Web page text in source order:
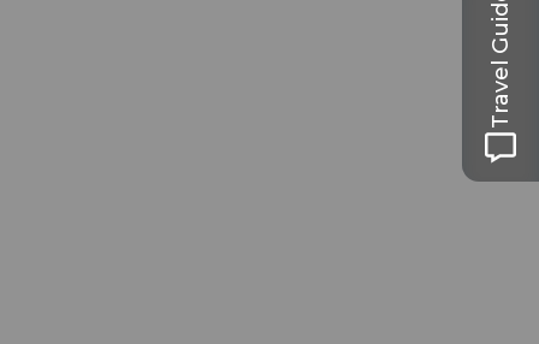
Travel Guide